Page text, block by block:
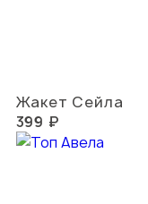
Жакет Сейла
399 ₽